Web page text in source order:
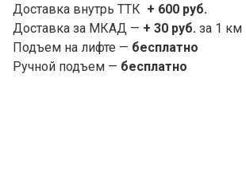
Доставка внутрь ТТК + 600 руб.
Доставка за МКАД — + 30 руб. за 1 км
Подъем на лифте — бесплатно
Ручной подъем — бесплатно